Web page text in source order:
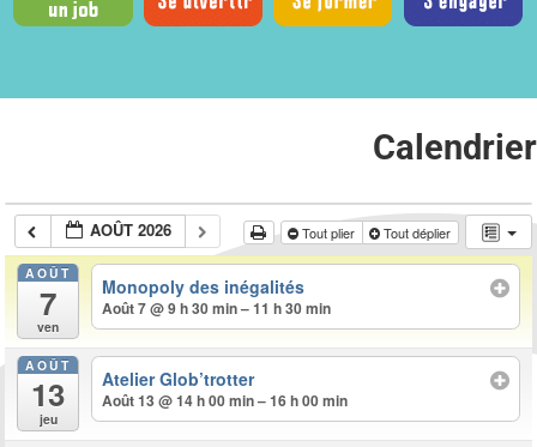
Calendrier
AOÛT 2026 Tout plier Tout déplier
AOÛT
7
ven
Monopoly des inégalités
Août 7 @ 9 h 30 min – 11 h 30 min
AOÛT
13
jeu
Atelier Glob’trotter
Août 13 @ 14 h 00 min – 16 h 00 min